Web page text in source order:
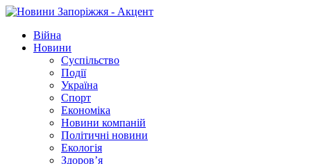
Війна
Новини
Суспільство
Події
Україна
Спорт
Економіка
Новини компаній
Політичні новини
Екологія
Здоров’я